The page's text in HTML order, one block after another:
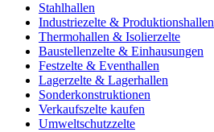
Stahlhallen
Industriezelte & Produktionshallen
Thermohallen & Isolierzelte
Baustellenzelte & Einhausungen
Festzelte & Eventhallen
Lagerzelte & Lagerhallen
Sonderkonstruktionen
Verkaufszelte kaufen
Umweltschutzzelte